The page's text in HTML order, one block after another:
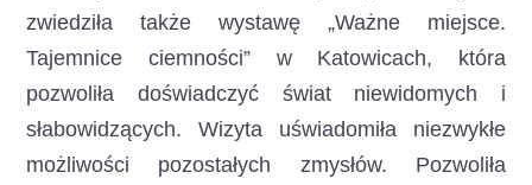
zwiedziła także wystawę „Ważne miejsce.
Tajemnice ciemności” w Katowicach, która
pozwoliła doświadczyć świat niewidomych i
słabowidzących. Wizyta uświadomiła niezwykłe
możliwości pozostałych zmysłów. Pozwoliła